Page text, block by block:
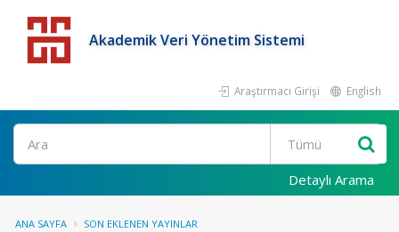
Akademik Veri Yönetim Sistemi
Araştırmacı Girişi English
Detaylı Arama
ANA SAYFA SON EKLENEN YAYINLAR